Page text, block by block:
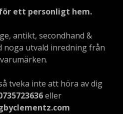
ett personligt hem.
antikt, secondhand &
noga utvald inredning från
tveka inte att höra av dig
eller